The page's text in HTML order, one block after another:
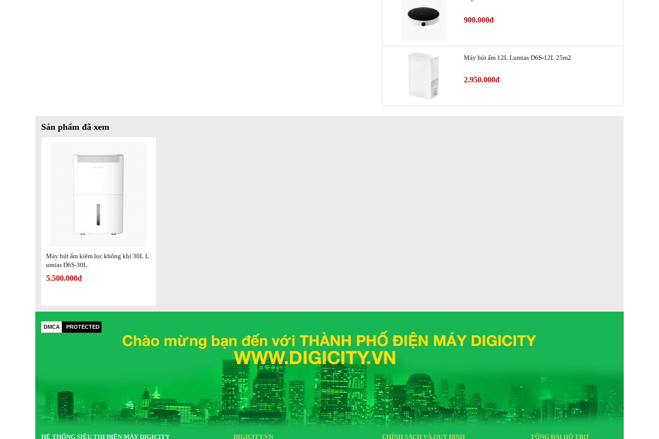
Diện tích sử dụng
Dung tích bình chứa nước
Ứng dụng điều khiển
Tổng khối lượng sản phẩm
Kích thước sản phẩm
Thương hiệu
Lumias
Thời gian bảo hành
900.000đ
Máy hút ẩm 12L Lumias D6S-12L 25m2
2.950.000đ
Sản phẩm đã xem
Máy hút ẩm kiêm lọc không khí 30L L
umias D6S-30L
5.500.000đ
DMCA PROTECTED
HỆ THỐNG SIÊU THỊ ĐIỆN MÁY DIGICITY DIGICITY.VN CHÍNH SÁCH VÀ QUY ĐỊNH TỔNG ĐÀI HỖ TRỢ